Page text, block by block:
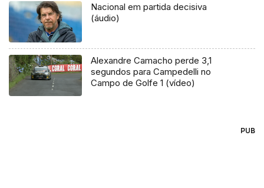
Nacional em partida decisiva
(áudio)
Alexandre Camacho perde 3,1
segundos para Campedelli no
Campo de Golfe 1 (vídeo)
PUB